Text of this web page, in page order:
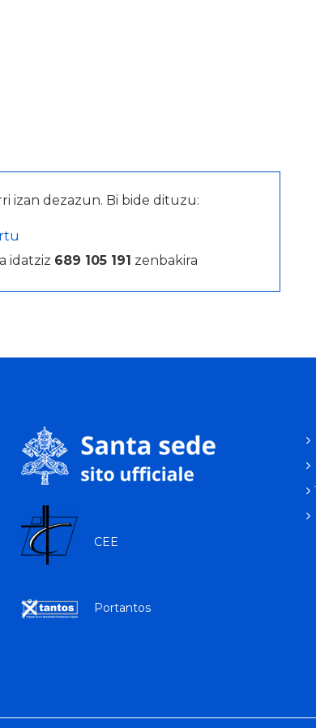
izan dezazun. Bi bide dituzu:
idatziz 689 105 191 zenbakira
CEE
Portantos